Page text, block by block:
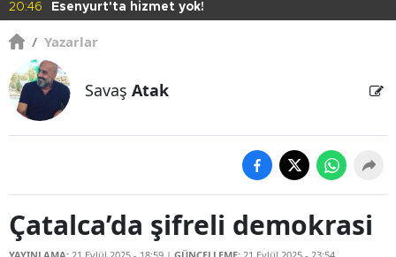
17:28 Bilgi'den ayrıcalık
/ Yazarlar
Savaş Atak
Çatalca’da şifreli demokrasi